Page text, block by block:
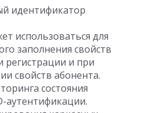
идентификатор
использоваться для
заполнения свойств
регистрации и при
свойств абонента.
состояния
аутентификации.